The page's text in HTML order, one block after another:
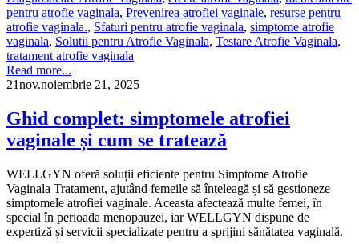
pentru atrofie vaginala, Prevenirea atrofiei vaginale, resurse pentru
atrofie vaginala., Sfaturi pentru atrofie vaginala, simptome atrofie
vaginala, Solutii pentru Atrofie Vaginala, Testare Atrofie Vaginala,
tratament atrofie vaginala
Read more...
21nov.noiembrie 21, 2025
Ghid complet: simptomele atrofiei
vaginale și cum se tratează
WELLGYN oferă soluții eficiente pentru Simptome Atrofie
Vaginala Tratament, ajutând femeile să înțeleagă și să gestioneze
simptomele atrofiei vaginale. Aceasta afectează multe femei, în
special în perioada menopauzei, iar WELLGYN dispune de
expertiză și servicii specializate pentru a sprijini sănătatea vaginală.